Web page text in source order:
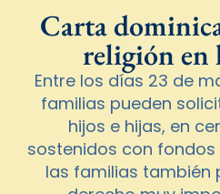
Carta
religión en
Entre los días 23 de
familias pueden
hijos e hijas, en
sostenidos con fondos
las familias también